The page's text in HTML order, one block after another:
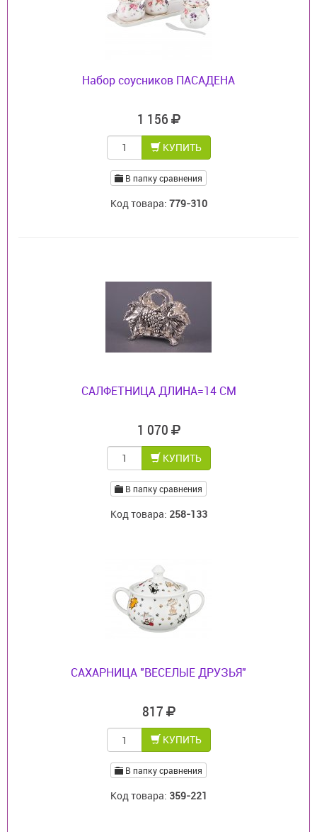
Набор соусников ПАСАДЕНА
1 156
КУПИТЬ
В папку сравнения
Код товара: 779-310
САЛФЕТНИЦА ДЛИНА=14 СМ
1 070
КУПИТЬ
В папку сравнения
Код товара: 258-133
САХАРНИЦА "ВЕСЕЛЫЕ ДРУЗЬЯ"
817
КУПИТЬ
В папку сравнения
Код товара: 359-221